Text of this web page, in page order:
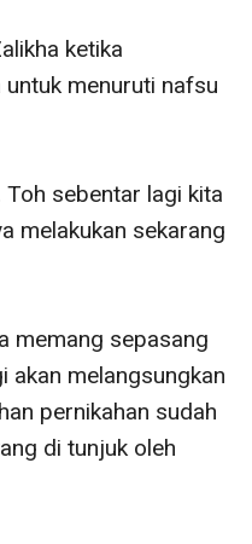
ketika
menuruti nafsu
Toh sebentar lagi kita
melakukan sekarang
memang sepasang
akan melangsungkan
pernikahan sudah
di tunjuk oleh